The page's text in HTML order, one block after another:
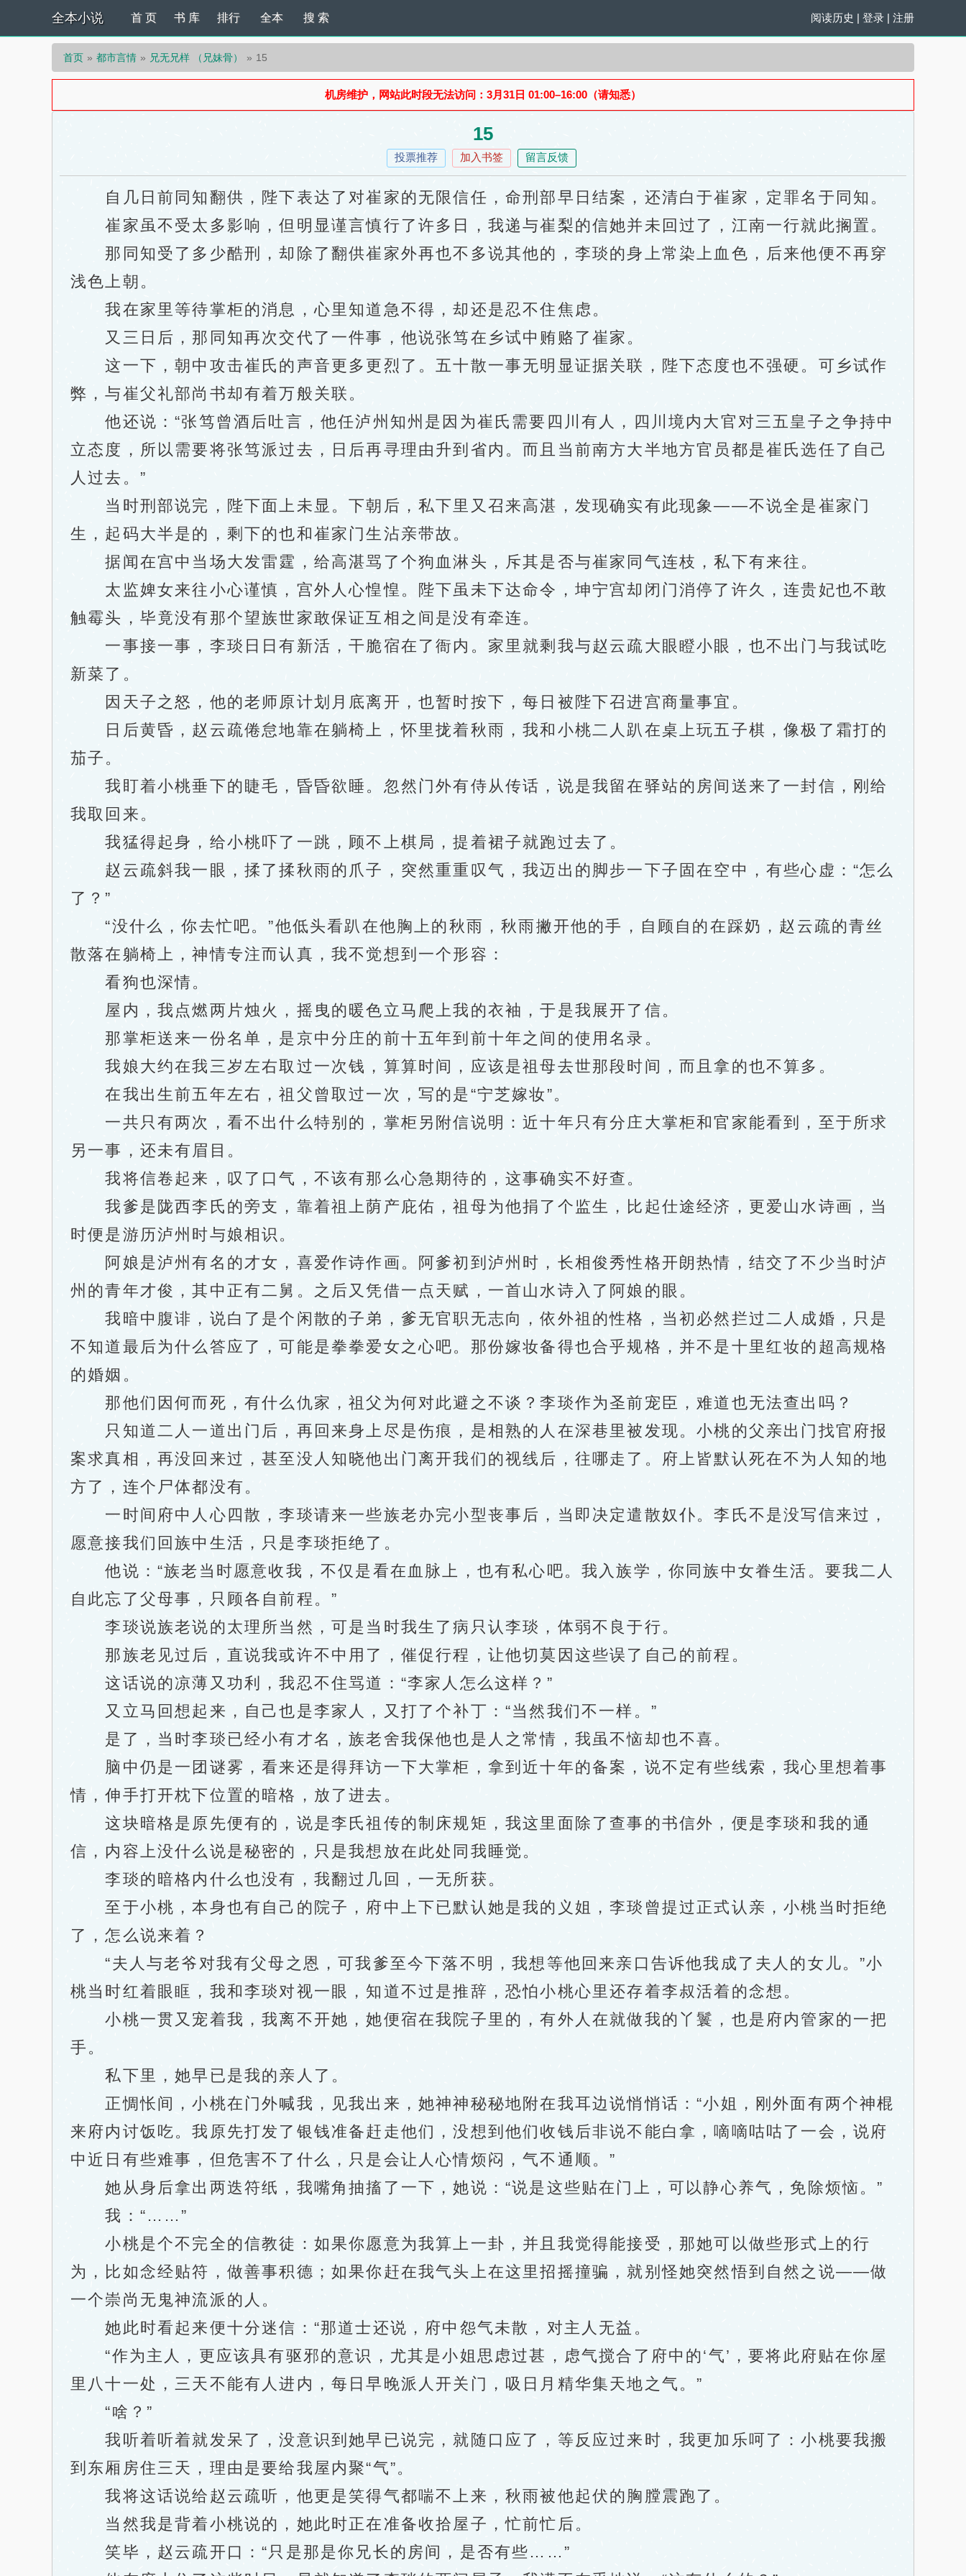
全本小说 阅读历史 | 登录 | 注册
首 页 书 库 排行 全本 搜 索
首页 都市言情 兄无兄样 （兄妹骨） 15
机房维护，网站此时段无法访问：3月31日 01:00–16:00（请知悉）
15
投票推荐 加入书签 留言反馈
自几日前同知翻供，陛下表达了对崔家的无限信任，命刑部早日结案，还清白于崔家，定罪名于同知。
崔家虽不受太多影响，但明显谨言慎行了许多日，我递与崔梨的信她并未回过了，江南一行就此搁置。
那同知受了多少酷刑，却除了翻供崔家外再也不多说其他的，李琰的身上常染上血色，后来他便不再穿
浅色上朝。
我在家里等待掌柜的消息，心里知道急不得，却还是忍不住焦虑。
又三日后，那同知再次交代了一件事，他说张笃在乡试中贿赂了崔家。
这一下，朝中攻击崔氏的声音更多更烈了。五十散一事无明显证据关联，陛下态度也不强硬。可乡试作
弊，与崔父礼部尚书却有着万般关联。
他还说：“张笃曾酒后吐言，他任泸州知州是因为崔氏需要四川有人，四川境内大官对三五皇子之争持中
立态度，所以需要将张笃派过去，日后再寻理由升到省内。而且当前南方大半地方官员都是崔氏选任了自己
人过去。”
当时刑部说完，陛下面上未显。下朝后，私下里又召来高湛，发现确实有此现象——不说全是崔家门
生，起码大半是的，剩下的也和崔家门生沾亲带故。
据闻在宫中当场大发雷霆，给高湛骂了个狗血淋头，斥其是否与崔家同气连枝，私下有来往。
太监婢女来往小心谨慎，宫外人心惶惶。陛下虽未下达命令，坤宁宫却闭门消停了许久，连贵妃也不敢
触霉头，毕竟没有那个望族世家敢保证互相之间是没有牵连。
一事接一事，李琰日日有新活，干脆宿在了衙内。家里就剩我与赵云疏大眼瞪小眼，也不出门与我试吃
新菜了。
因天子之怒，他的老师原计划月底离开，也暂时按下，每日被陛下召进宫商量事宜。
日后黄昏，赵云疏倦怠地靠在躺椅上，怀里拢着秋雨，我和小桃二人趴在桌上玩五子棋，像极了霜打的
茄子。
我盯着小桃垂下的睫毛，昏昏欲睡。忽然门外有侍从传话，说是我留在驿站的房间送来了一封信，刚给
我取回来。
我猛得起身，给小桃吓了一跳，顾不上棋局，提着裙子就跑过去了。
赵云疏斜我一眼，揉了揉秋雨的爪子，突然重重叹气，我迈出的脚步一下子固在空中，有些心虚：“怎么
了？”
“没什么，你去忙吧。”他低头看趴在他胸上的秋雨，秋雨撇开他的手，自顾自的在踩奶，赵云疏的青丝
散落在躺椅上，神情专注而认真，我不觉想到一个形容：
看狗也深情。
屋内，我点燃两片烛火，摇曳的暖色立马爬上我的衣袖，于是我展开了信。
那掌柜送来一份名单，是京中分庄的前十五年到前十年之间的使用名录。
我娘大约在我三岁左右取过一次钱，算算时间，应该是祖母去世那段时间，而且拿的也不算多。
在我出生前五年左右，祖父曾取过一次，写的是“宁芝嫁妆”。
一共只有两次，看不出什么特别的，掌柜另附信说明：近十年只有分庄大掌柜和官家能看到，至于所求
另一事，还未有眉目。
我将信卷起来，叹了口气，不该有那么心急期待的，这事确实不好查。
我爹是陇西李氏的旁支，靠着祖上荫产庇佑，祖母为他捐了个监生，比起仕途经济，更爱山水诗画，当
时便是游历泸州时与娘相识。
阿娘是泸州有名的才女，喜爱作诗作画。阿爹初到泸州时，长相俊秀性格开朗热情，结交了不少当时泸
州的青年才俊，其中正有二舅。之后又凭借一点天赋，一首山水诗入了阿娘的眼。
我暗中腹诽，说白了是个闲散的子弟，爹无官职无志向，依外祖的性格，当初必然拦过二人成婚，只是
不知道最后为什么答应了，可能是拳拳爱女之心吧。那份嫁妆备得也合乎规格，并不是十里红妆的超高规格
的婚姻。
那他们因何而死，有什么仇家，祖父为何对此避之不谈？李琰作为圣前宠臣，难道也无法查出吗？
只知道二人一道出门后，再回来身上尽是伤痕，是相熟的人在深巷里被发现。小桃的父亲出门找官府报
案求真相，再没回来过，甚至没人知晓他出门离开我们的视线后，往哪走了。府上皆默认死在不为人知的地
方了，连个尸体都没有。
一时间府中人心四散，李琰请来一些族老办完小型丧事后，当即决定遣散奴仆。李氏不是没写信来过，
愿意接我们回族中生活，只是李琰拒绝了。
他说：“族老当时愿意收我，不仅是看在血脉上，也有私心吧。我入族学，你同族中女眷生活。要我二人
自此忘了父母事，只顾各自前程。”
李琰说族老说的太理所当然，可是当时我生了病只认李琰，体弱不良于行。
那族老见过后，直说我或许不中用了，催促行程，让他切莫因这些误了自己的前程。
这话说的凉薄又功利，我忍不住骂道：“李家人怎么这样？”
又立马回想起来，自己也是李家人，又打了个补丁：“当然我们不一样。”
是了，当时李琰已经小有才名，族老舍我保他也是人之常情，我虽不恼却也不喜。
脑中仍是一团谜雾，看来还是得拜访一下大掌柜，拿到近十年的备案，说不定有些线索，我心里想着事
情，伸手打开枕下位置的暗格，放了进去。
这块暗格是原先便有的，说是李氏祖传的制床规矩，我这里面除了查事的书信外，便是李琰和我的通
信，内容上没什么说是秘密的，只是我想放在此处同我睡觉。
李琰的暗格内什么也没有，我翻过几回，一无所获。
至于小桃，本身也有自己的院子，府中上下已默认她是我的义姐，李琰曾提过正式认亲，小桃当时拒绝
了，怎么说来着？
“夫人与老爷对我有父母之恩，可我爹至今下落不明，我想等他回来亲口告诉他我成了夫人的女儿。”小
桃当时红着眼眶，我和李琰对视一眼，知道不过是推辞，恐怕小桃心里还存着李叔活着的念想。
小桃一贯又宠着我，我离不开她，她便宿在我院子里的，有外人在就做我的丫鬟，也是府内管家的一把
手。
私下里，她早已是我的亲人了。
正惆怅间，小桃在门外喊我，见我出来，她神神秘秘地附在我耳边说悄悄话：“小姐，刚外面有两个神棍
来府内讨饭吃。我原先打发了银钱准备赶走他们，没想到他们收钱后非说不能白拿，嘀嘀咕咕了一会，说府
中近日有些难事，但危害不了什么，只是会让人心情烦闷，气不通顺。”
她从身后拿出两迭符纸，我嘴角抽搐了一下，她说：“说是这些贴在门上，可以静心养气，免除烦恼。”
我：“……”
小桃是个不完全的信教徒：如果你愿意为我算上一卦，并且我觉得能接受，那她可以做些形式上的行
为，比如念经贴符，做善事积德；如果你赶在我气头上在这里招摇撞骗，就别怪她突然悟到自然之说——做
一个崇尚无鬼神流派的人。
她此时看起来便十分迷信：“那道士还说，府中怨气未散，对主人无益。
“作为主人，更应该具有驱邪的意识，尤其是小姐思虑过甚，虑气搅合了府中的‘气’，要将此府贴在你屋
里八十一处，三天不能有人进内，每日早晚派人开关门，吸日月精华集天地之气。”
“啥？”
我听着听着就发呆了，没意识到她早已说完，就随口应了，等反应过来时，我更加乐呵了：小桃要我搬
到东厢房住三天，理由是要给我屋内聚“气”。
我将这话说给赵云疏听，他更是笑得气都喘不上来，秋雨被他起伏的胸膛震跑了。
当然我是背着小桃说的，她此时正在准备收拾屋子，忙前忙后。
笑毕，赵云疏开口：“只是那是你兄长的房间，是否有些……”